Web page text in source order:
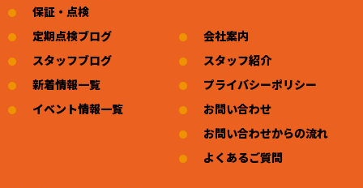
保証・点検
定期点検ブログ
スタッフブログ
新着情報一覧
イベント情報一覧
会社案内
スタッフ紹介
プライバシーポリシー
お問い合わせ
お問い合わせからの流れ
よくあるご質問